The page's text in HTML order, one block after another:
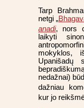
Tarp
netgi „
anadi, nors
laikyti
mokyklos,
Upanišadų
nedažnai)
dažniau
kur jo